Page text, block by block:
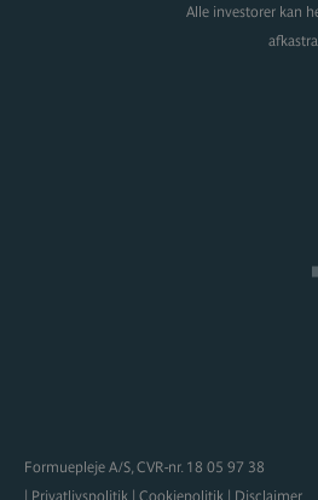
Alle investorer kan
Formuepleje A/S, CVR-nr. 18 05 97 38
| Privatlivspolitik | Cookiepolitik | Disclaimer